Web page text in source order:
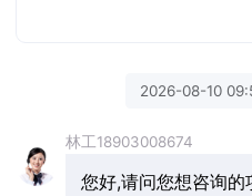
2026-08-10
林工18903008674
您好,请问您想咨询的